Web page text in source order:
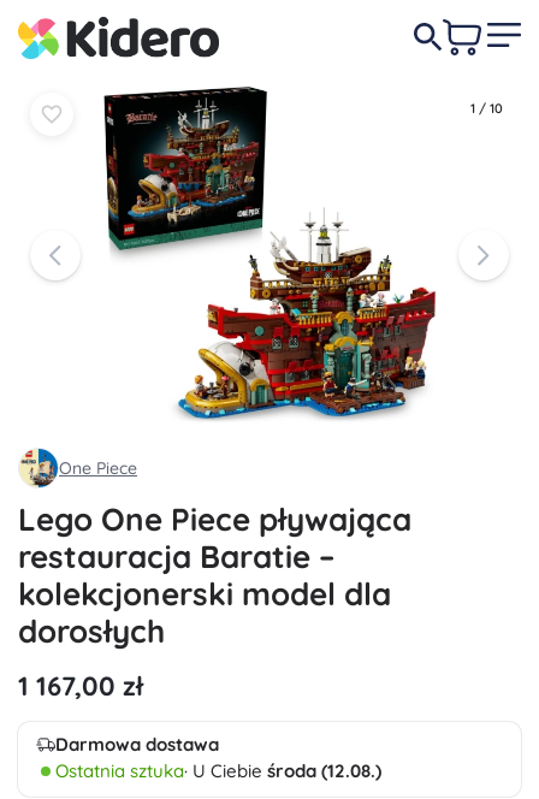
1 / 10
One Piece
Lego One Piece pływająca
restauracja Baratie –
kolekcjonerski model dla
dorosłych
1 167,00 zł
Darmowa dostawa
Ostatnia sztuka· U Ciebie środa (12.08.)
1 167,00 zł
Do